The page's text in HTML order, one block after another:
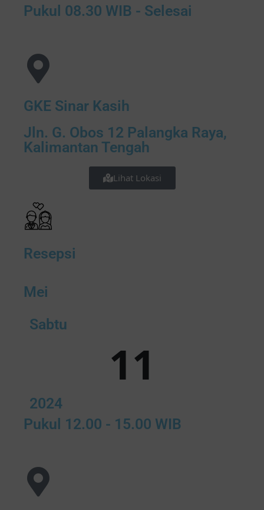
Pukul 08.30 WIB - Selesai
GKE Sinar Kasih
Jln. G. Obos 12 Palangka Raya,
Kalimantan Tengah
Lihat Lokasi
Resepsi
Mei
Sabtu
11
2024
Pukul 12.00 - 15.00 WIB